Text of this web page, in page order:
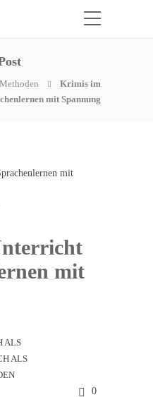
Methoden
Krimis im
mit Spannung
mit
ALS
ALS
0